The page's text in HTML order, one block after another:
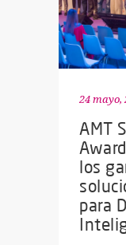
24 mayo,
AMT
los
para